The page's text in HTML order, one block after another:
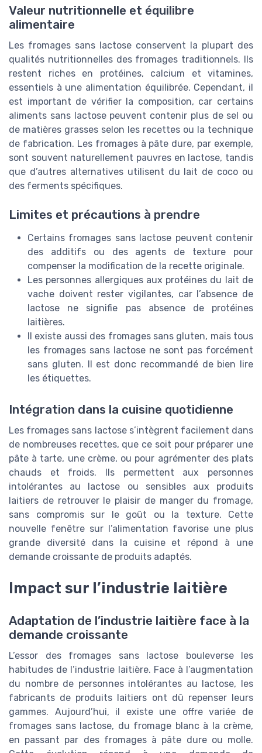
Valeur nutritionnelle et équilibre
alimentaire
Les fromages sans lactose conservent la plupart des
qualités nutritionnelles des fromages traditionnels. Ils
restent riches en protéines, calcium et vitamines,
essentiels à une alimentation équilibrée. Cependant, il
est important de vérifier la composition, car certains
aliments sans lactose peuvent contenir plus de sel ou
de matières grasses selon les recettes ou la technique
de fabrication. Les fromages à pâte dure, par exemple,
sont souvent naturellement pauvres en lactose, tandis
que d’autres alternatives utilisent du lait de coco ou
des ferments spécifiques.
Limites et précautions à prendre
Certains fromages sans lactose peuvent contenir
des additifs ou des agents de texture pour
compenser la modification de la recette originale.
Les personnes allergiques aux protéines du lait de
vache doivent rester vigilantes, car l’absence de
lactose ne signifie pas absence de protéines
laitières.
Il existe aussi des fromages sans gluten, mais tous
les fromages sans lactose ne sont pas forcément
sans gluten. Il est donc recommandé de bien lire
les étiquettes.
Intégration dans la cuisine quotidienne
Les fromages sans lactose s’intègrent facilement dans
de nombreuses recettes, que ce soit pour préparer une
pâte à tarte, une crème, ou pour agrémenter des plats
chauds et froids. Ils permettent aux personnes
intolérantes au lactose ou sensibles aux produits
laitiers de retrouver le plaisir de manger du fromage,
sans compromis sur le goût ou la texture. Cette
nouvelle fenêtre sur l’alimentation favorise une plus
grande diversité dans la cuisine et répond à une
demande croissante de produits adaptés.
Impact sur l’industrie laitière
Adaptation de l’industrie laitière face à la
demande croissante
L’essor des fromages sans lactose bouleverse les
habitudes de l’industrie laitière. Face à l’augmentation
du nombre de personnes intolérantes au lactose, les
fabricants de produits laitiers ont dû repenser leurs
gammes. Aujourd’hui, il existe une offre variée de
fromages sans lactose, du fromage blanc à la crème,
en passant par des fromages à pâte dure ou molle.